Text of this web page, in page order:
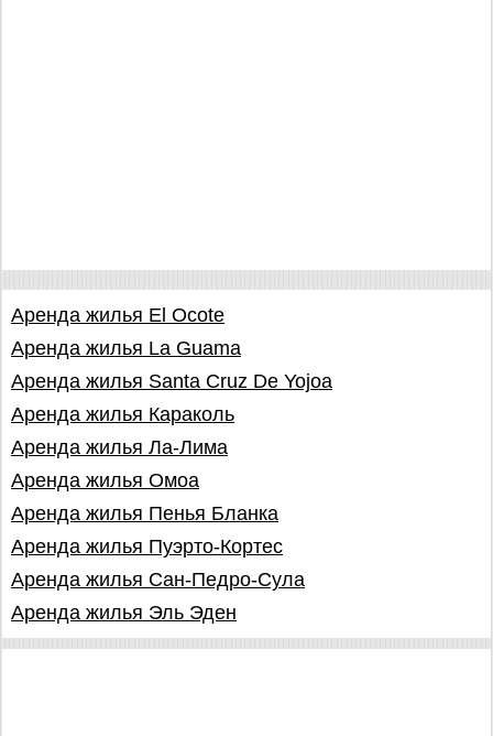
Аренда жилья El Ocote
Аренда жилья La Guama
Аренда жилья Santa Cruz De Yojoa
Аренда жилья Караколь
Аренда жилья Ла-Лима
Аренда жилья Омоа
Аренда жилья Пенья Бланка
Аренда жилья Пуэрто-Кортес
Аренда жилья Сан-Педро-Сула
Аренда жилья Эль Эден